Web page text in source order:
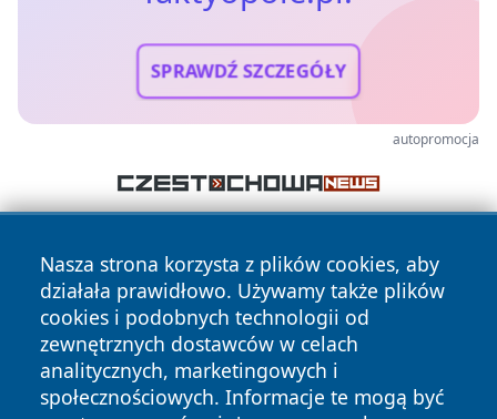
SPRAWDŹ SZCZEGÓŁY
autopromocja
Nasza strona korzysta z plików cookies, aby
działała prawidłowo. Używamy także plików
cookies i podobnych technologii od
zewnętrznych dostawców w celach
analitycznych, marketingowych i
społecznościowych. Informacje te mogą być
Copyright © 2026 faktyopole.pl Wszystkie prawa zastrzeżone.